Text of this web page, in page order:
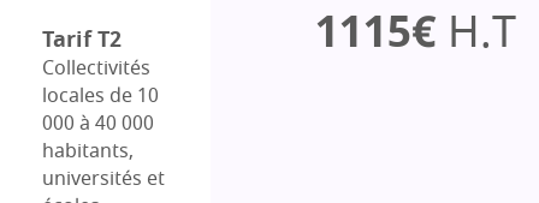
Tarif T2
Collectivités
locales de 10
000 à 40 000
habitants,
universités et
1115€ H.T